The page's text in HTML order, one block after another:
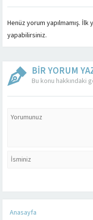
Henüz yorum yapılmamış. İlk
yapabilirsiniz.
BİR YORUM
Bu konu hakkındaki
Anasayfa